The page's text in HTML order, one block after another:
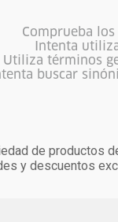
Comprueba
Intenta
Utiliza términos
buscar
de
y descuentos